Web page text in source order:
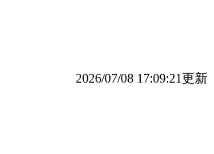
2026/07/08 17:09:21更新